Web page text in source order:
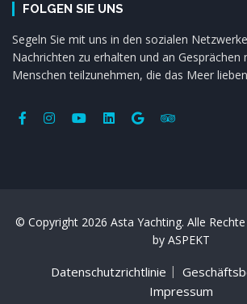
FOLGEN SIE UNS
Segeln Sie mit uns in den sozialen
Nachrichten zu erhalten und an Gesprächen
Menschen teilzunehmen, die das Meer
© Copyright 2026 Asta Yachting. Alle
by ASPEKT
Datenschutzrichtlinie
Impressum